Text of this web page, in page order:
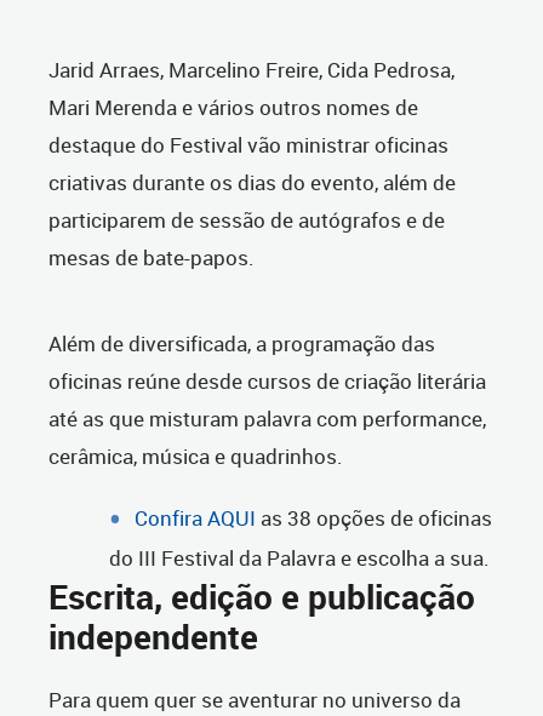
Jarid Arraes, Marcelino Freire, Cida Pedrosa,
Mari Merenda e vários outros nomes de
destaque do Festival vão ministrar oficinas
criativas durante os dias do evento, além de
participarem de sessão de autógrafos e de
mesas de bate-papos.
Além de diversificada, a programação das
oficinas reúne desde cursos de criação literária
até as que misturam palavra com performance,
cerâmica, música e quadrinhos.
Confira AQUI as 38 opções de oficinas
do III Festival da Palavra e escolha a sua.
Escrita, edição e publicação
independente
Para quem quer se aventurar no universo da